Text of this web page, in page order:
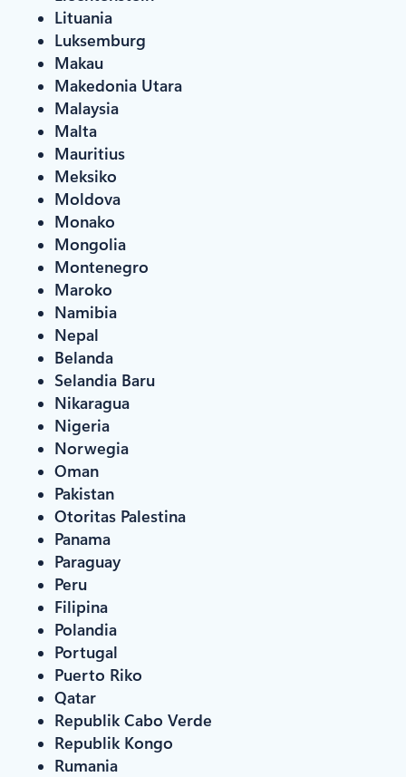
Lituania
Luksemburg
Makau
Makedonia Utara
Malaysia
Malta
Mauritius
Meksiko
Moldova
Monako
Mongolia
Montenegro
Maroko
Namibia
Nepal
Belanda
Selandia Baru
Nikaragua
Nigeria
Norwegia
Oman
Pakistan
Otoritas Palestina
Panama
Paraguay
Peru
Filipina
Polandia
Portugal
Puerto Riko
Qatar
Republik Cabo Verde
Republik Kongo
Rumania